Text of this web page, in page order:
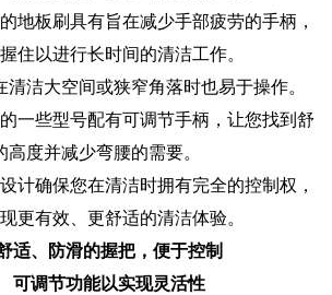
地板刷具有旨在减少手部疲劳的手柄，
住以进行长时间的清洁工作。
洁大空间或狭窄角落时也易于操作。
一些型号配有可调节手柄，让您找到舒
高度并减少弯腰的需要。
计确保您在清洁时拥有完全的控制权，
更有效、更舒适的清洁体验。
适、防滑的握把，便于控制
可调节功能以实现灵活性